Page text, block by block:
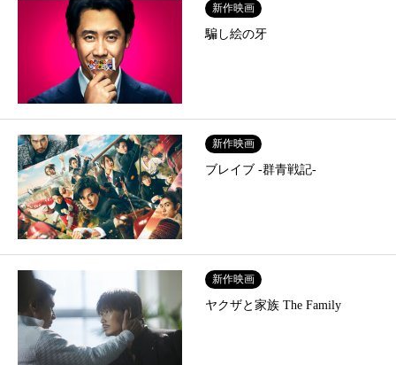
新作映画
騙し絵の牙
新作映画
ブレイブ -群青戦記-
新作映画
ヤクザと家族 The Family